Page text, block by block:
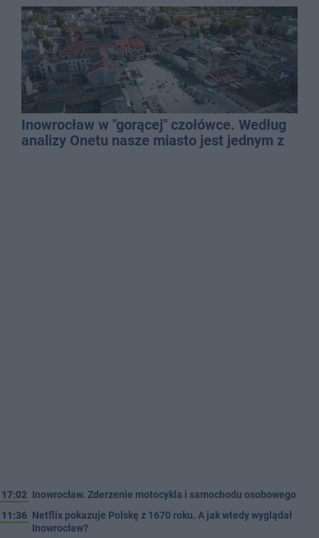
Inowrocław w "gorącej" czołówce. Według
analizy Onetu nasze miasto jest jednym z
17:02 Inowrocław. Zderzenie motocykla i samochodu osobowego
11:36 Netflix pokazuje Polskę z 1670 roku. A jak wtedy wyglądał
Inowrocław?